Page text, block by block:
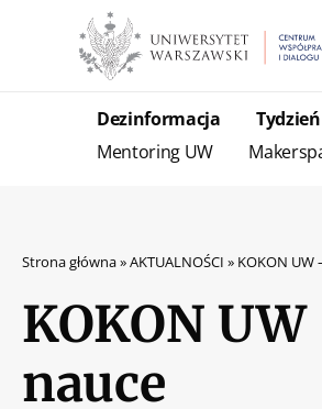
Dezinformacja
Mentoring UW
Strona główna»AKTUALNOŚCI » KOKON
KOKON
nauce